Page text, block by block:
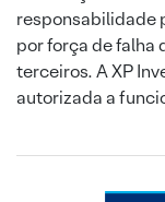
responsabilidade
por força de falha
terceiros. A XP
autorizada a